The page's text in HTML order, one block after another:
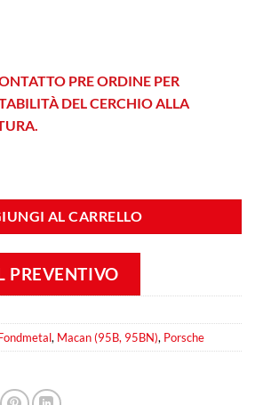
PRE ORDINE PER
DEL CERCHIO ALLA
AL CARRELLO
PREVENTIVO
, Macan (95B, 95BN), Porsche